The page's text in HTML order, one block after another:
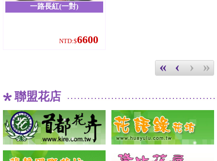
一路長紅(一對)
NTD:$6600
« ‹ › »
聯盟花店